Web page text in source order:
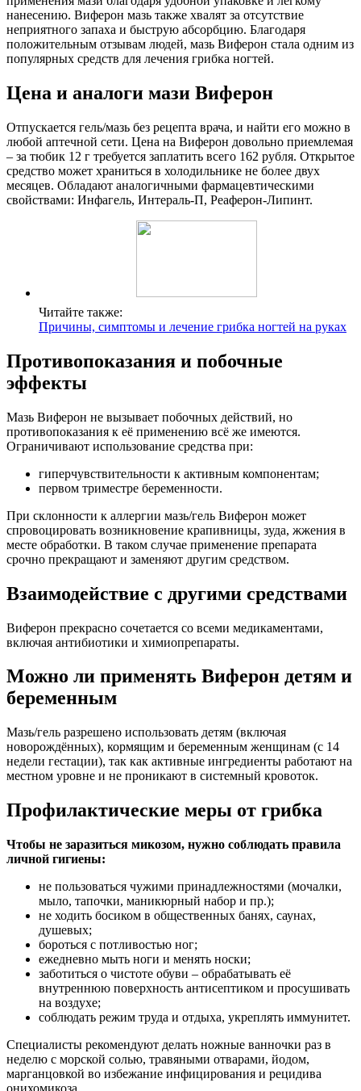
нанесению. Виферон мазь также хвалят за отсутствие
неприятного запаха и быструю абсорбцию. Благодаря
положительным отзывам людей, мазь Виферон стала одним из
популярных средств для лечения грибка ногтей.
Цена и аналоги мази Виферон
Отпускается гель/мазь без рецепта врача, и найти его можно в
любой аптечной сети. Цена на Виферон довольно приемлемая
– за тюбик 12 г требуется заплатить всего 162 рубля. Открытое
средство может храниться в холодильнике не более двух
месяцев. Обладают аналогичными фармацевтическими
свойствами: Инфагель, Интераль-П, Реаферон-Липинт.
Читайте также:
Причины, симптомы и лечение грибка ногтей на руках
Противопоказания и побочные
эффекты
Мазь Виферон не вызывает побочных действий, но
противопоказания к её применению всё же имеются.
Ограничивают использование средства при:
гиперчувствительности к активным компонентам;
первом триместре беременности.
При склонности к аллергии мазь/гель Виферон может
спровоцировать возникновение крапивницы, зуда, жжения в
месте обработки. В таком случае применение препарата
срочно прекращают и заменяют другим средством.
Взаимодействие с другими средствами
Виферон прекрасно сочетается со всеми медикаментами,
включая антибиотики и химиопрепараты.
Можно ли применять Виферон детям и
беременным
Мазь/гель разрешено использовать детям (включая
новорождённых), кормящим и беременным женщинам (с 14
недели гестации), так как активные ингредиенты работают на
местном уровне и не проникают в системный кровоток.
Профилактические меры от грибка
Чтобы не заразиться микозом, нужно соблюдать правила
личной гигиены:
не пользоваться чужими принадлежностями (мочалки,
мыло, тапочки, маникюрный набор и пр.);
не ходить босиком в общественных банях, саунах,
душевых;
бороться с потливостью ног;
ежедневно мыть ноги и менять носки;
заботиться о чистоте обуви – обрабатывать её
внутреннюю поверхность антисептиком и просушивать
на воздухе;
соблюдать режим труда и отдыха, укреплять иммунитет.
Специалисты рекомендуют делать ножные ванночки раз в
неделю с морской солью, травяными отварами, йодом,
марганцовкой во избежание инфицирования и рецидива